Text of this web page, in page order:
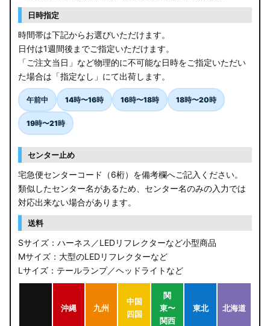
日時指定
時間帯は下記からお選びいただけます。
日付は1週間後までご指定いただけます。
「ご注文当日」など物理的に不可能な日時をご指定いただい
た場合は「指定なし」にて出荷します。
午前中 14時〜16時 16時〜18時 18時〜20時
19時〜21時
センター止め
宅急便センターコード（6桁）を備考欄へご記入ください。
類似したセンター名があるため、センター名のみの入力では
対応出来ない場合があります。
送料
Sサイズ：ハーネス／LEDリフレクターなど小型商品
Mサイズ：大型のLEDリフレクターなど
Lサイズ：テールランプ／ヘッドライトなど
沖縄 九州
中国
四国
関
東〜
関西
東北 北海道